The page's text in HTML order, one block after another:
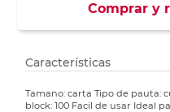
Comprar y
Características
Tamano: carta Tipo de pauta:
block: 100 Facil de usar Ideal